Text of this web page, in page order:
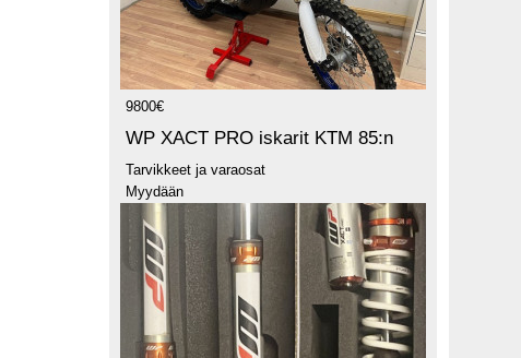
9800€
WP XACT PRO iskarit KTM 85:n
Tarvikkeet ja varaosat
Myydään